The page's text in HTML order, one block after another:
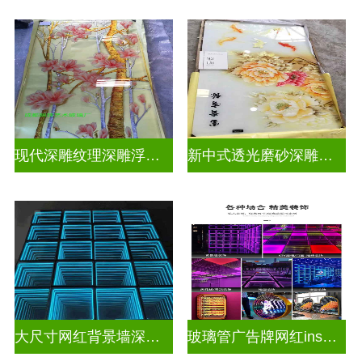
现代深雕纹理深雕浮雕玻璃 新中式透光磨砂深雕浮雕玻璃
大尺寸网红背景墙深渊镜 玻璃管广告牌网红ins灯带造型装饰千层镜深渊镜